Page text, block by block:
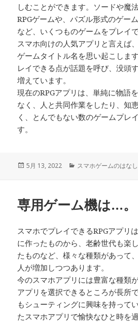
しむことができます。ソードや魔
RPGゲームや、パズル形式のゲー
など、いくつものゲームをプレイで
スマホ向けの人気アプリと言えば
ゲームタイトル名を思い起こしま
レイできる点が話題を呼び、没頭
増えています。
現在のRPGアプリは、単純に物語
なく、人と共同作業をしたり、知
く、とんでもない数のゲームプレ
す。
投
5月 13, 2022
カ
ー
スマホゲームのはなし
専用ゲーム機は…。
スマホでプレイできるRPGアプリ
に作ったものから、老齢世代も楽
たものなど、様々な種類があって
人が増加しつつあります。
今のスマホアプリには豊富な種類
アプリを選択できるところが長所
もシューティングに興味を持って
たスマホアプリで愉快なひと時を